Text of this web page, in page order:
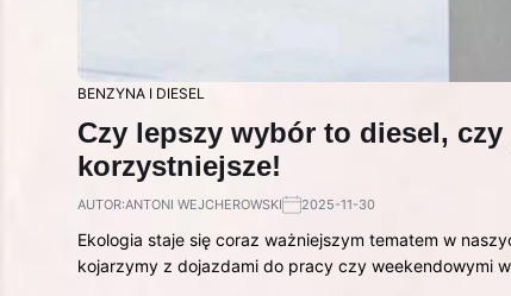
BENZYNA I DIESEL
Czy lepszy wybór to diesel,
korzystniejsze!
AUTOR:ANTONI WEJCHEROWSKI 2025-11-30
Ekologia staje się coraz ważniejszym tematem w
kojarzymy z dojazdami do pracy czy weekendowymi